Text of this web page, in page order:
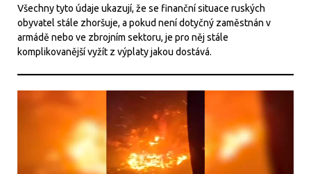
Všechny tyto údaje ukazují, že se finanční situace ruských
obyvatel stále zhoršuje, a pokud není dotyčný zaměstnán v
armádě nebo ve zbrojním sektoru, je pro něj stále
komplikovanější vyžít z výplaty jakou dostává.